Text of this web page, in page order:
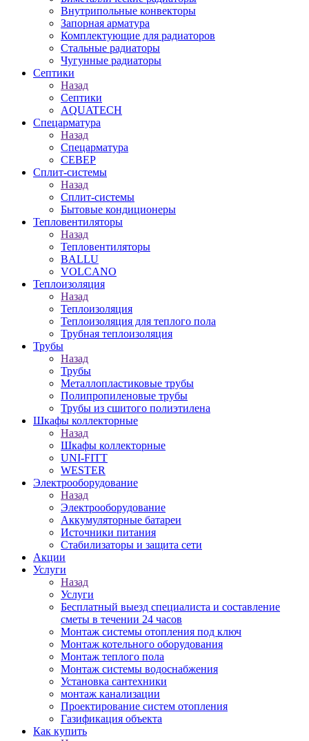
Внутрипольные конвекторы
Запорная арматура
Комплектующие для радиаторов
Стальные радиаторы
Чугунные радиаторы
Септики
Назад
Септики
AQUATECH
Спецарматура
Назад
Спецарматура
СЕВЕР
Сплит-системы
Назад
Сплит-системы
Бытовые кондиционеры
Тепловентиляторы
Назад
Тепловентиляторы
BALLU
VOLCANO
Теплоизоляция
Назад
Теплоизоляция
Теплоизоляция для теплого пола
Трубная теплоизоляция
Трубы
Назад
Трубы
Металлопластиковые трубы
Полипропиленовые трубы
Трубы из сшитого полиэтилена
Шкафы коллекторные
Назад
Шкафы коллекторные
UNI-FITT
WESTER
Электрооборудование
Назад
Электрооборудование
Аккумуляторные батареи
Источники питания
Стабилизаторы и защита сети
Акции
Услуги
Назад
Услуги
Бесплатный выезд специалиста и составление
сметы в течении 24 часов
Монтаж системы отопления под ключ
Монтаж котельного оборудования
Монтаж теплого пола
Монтаж системы водоснабжения
Установка сантехники
монтаж канализации
Проектирование систем отопления
Газификация объекта
Как купить